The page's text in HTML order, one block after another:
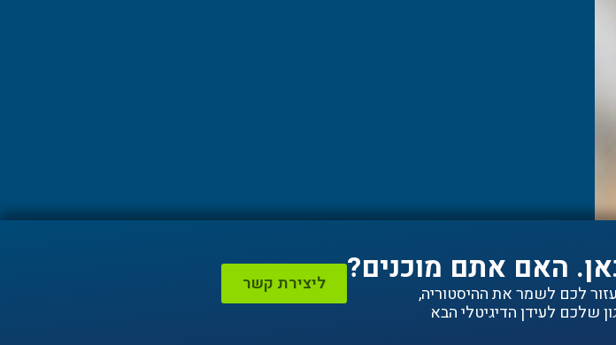
האם אתם מוכנים?
שלכם לעידן הדיגיטלי הבא
ליצירת קשר